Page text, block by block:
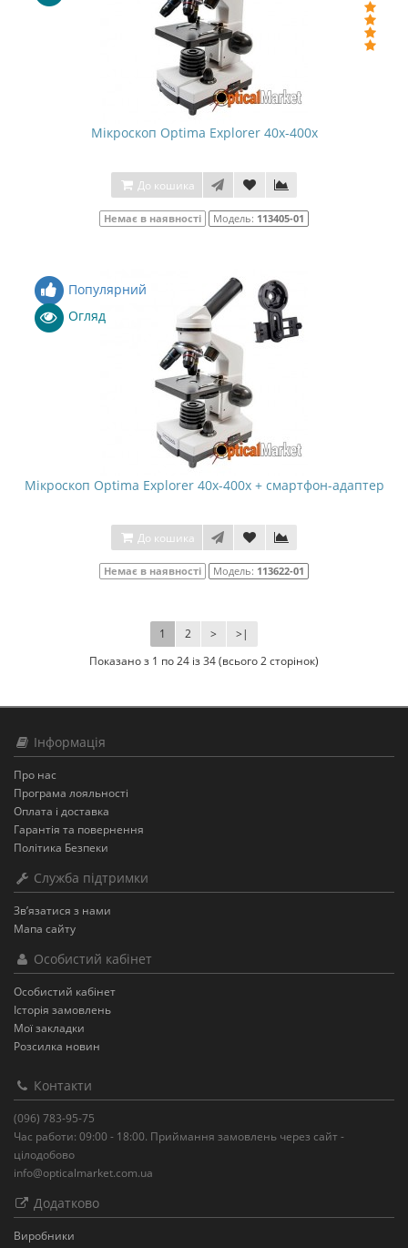
Мікроскоп Optima Explorer 40x-400x
До кошика
Немає в наявності Модель: 113405-01
Популярний
Огляд
Мікроскоп Optima Explorer 40x-400x + смартфон-адаптер
До кошика
Немає в наявності Модель: 113622-01
1 2 > >|
Показано з 1 по 24 із 34 (всього 2 сторінок)
Інформація
Про нас
Програма лояльності
Оплата і доставка
Гарантія та повернення
Політика Безпеки
Служба підтримки
Зв’язатися з нами
Мапа сайту
Особистий кабінет
Особистий кабінет
Історія замовлень
Мої закладки
Розсилка новин
Контакти
(096) 783-95-75
Час работи: 09:00 - 18:00. Приймання замовлень через сайт -
цілодобово
info@opticalmarket.com.ua
Додатково
Виробники